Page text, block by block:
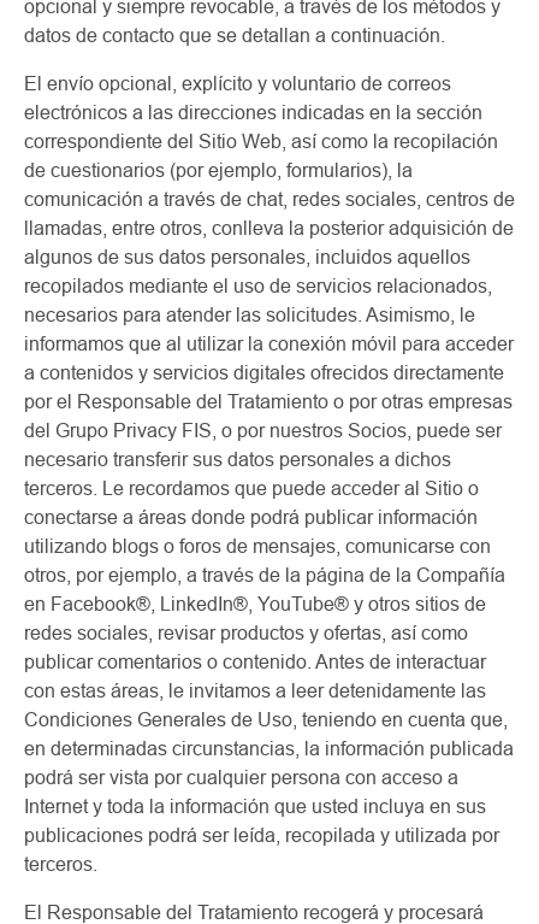
opcional y siempre revocable, a través de los métodos y
datos de contacto que se detallan a continuación.
El envío opcional, explícito y voluntario de correos
electrónicos a las direcciones indicadas en la sección
correspondiente del Sitio Web, así como la recopilación
de cuestionarios (por ejemplo, formularios), la
comunicación a través de chat, redes sociales, centros de
llamadas, entre otros, conlleva la posterior adquisición de
algunos de sus datos personales, incluidos aquellos
recopilados mediante el uso de servicios relacionados,
necesarios para atender las solicitudes. Asimismo, le
informamos que al utilizar la conexión móvil para acceder
a contenidos y servicios digitales ofrecidos directamente
por el Responsable del Tratamiento o por otras empresas
del Grupo Privacy FIS, o por nuestros Socios, puede ser
necesario transferir sus datos personales a dichos
terceros. Le recordamos que puede acceder al Sitio o
conectarse a áreas donde podrá publicar información
utilizando blogs o foros de mensajes, comunicarse con
otros, por ejemplo, a través de la página de la Compañía
en Facebook®, LinkedIn®, YouTube® y otros sitios de
redes sociales, revisar productos y ofertas, así como
publicar comentarios o contenido. Antes de interactuar
con estas áreas, le invitamos a leer detenidamente las
Condiciones Generales de Uso, teniendo en cuenta que,
en determinadas circunstancias, la información publicada
podrá ser vista por cualquier persona con acceso a
Internet y toda la información que usted incluya en sus
publicaciones podrá ser leída, recopilada y utilizada por
terceros.
El Responsable del Tratamiento recogerá y procesará